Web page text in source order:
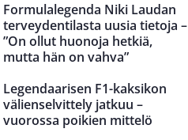
Formulalegenda Niki Laudan
terveydentilasta uusia tietoja –
”On ollut huonoja hetkiä,
mutta hän on vahva”
Legendaarisen F1-kaksikon
välienselvittely jatkuu –
vuorossa poikien mittelö